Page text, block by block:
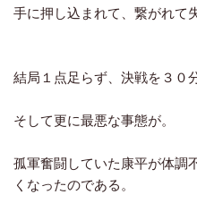
手に押し込まれて、繋がれて
結局１点足らず、決戦を３０
そして更に最悪な事態が。
孤軍奮闘していた康平が体調
くなったのである。